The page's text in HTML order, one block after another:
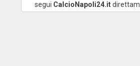
segui CalcioNapoli24.it